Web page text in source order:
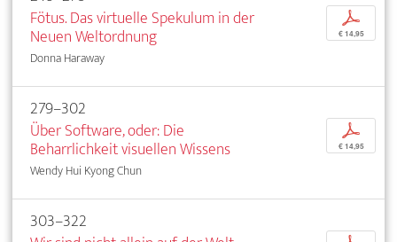
Fötus. Das virtuelle Spekulum in der
Neuen Weltordnung
Donna Haraway
p
€ 14,95
279–302
Über Software, oder: Die
Beharrlichkeit visuellen Wissens
Wendy Hui Kyong Chun
p
€ 14,95
303–322